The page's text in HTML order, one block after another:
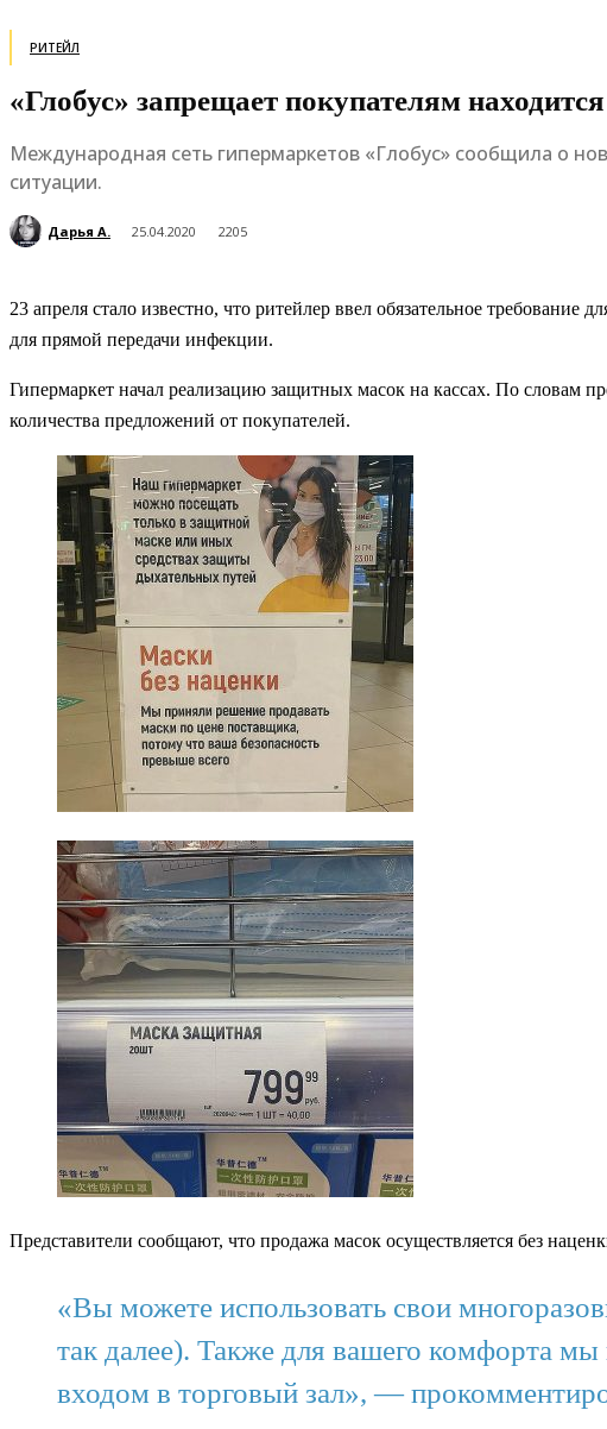
РИТЕЙЛ
«Глобус» запрещает покупателям
Международная сеть гипермаркетов «Глобус» сообщила о
ситуации.
Дарья А. 25.04.2020 2205
23 апреля стало известно, что ритейлер ввел обязательное
для прямой передачи инфекции.
Гипермаркет начал реализацию защитных масок на кассах. По словам
количества предложений от покупателей.
Представители сообщают, что продажа масок осуществляется без
«Вы можете использовать свои
так далее). Также для вашего комфорта
входом в торговый зал», —